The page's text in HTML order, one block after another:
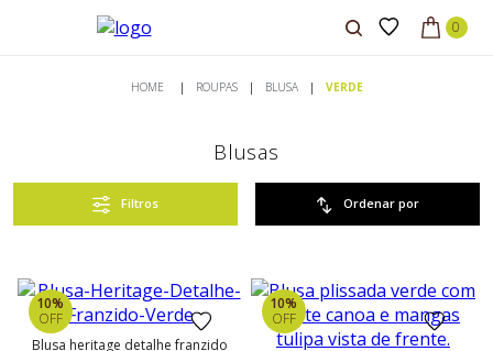
ROUPAS BLUSA VERDE
Blusas
Filtros Ordenar por
10%
OFF
blusa heritage detalhe franzido
10%
OFF